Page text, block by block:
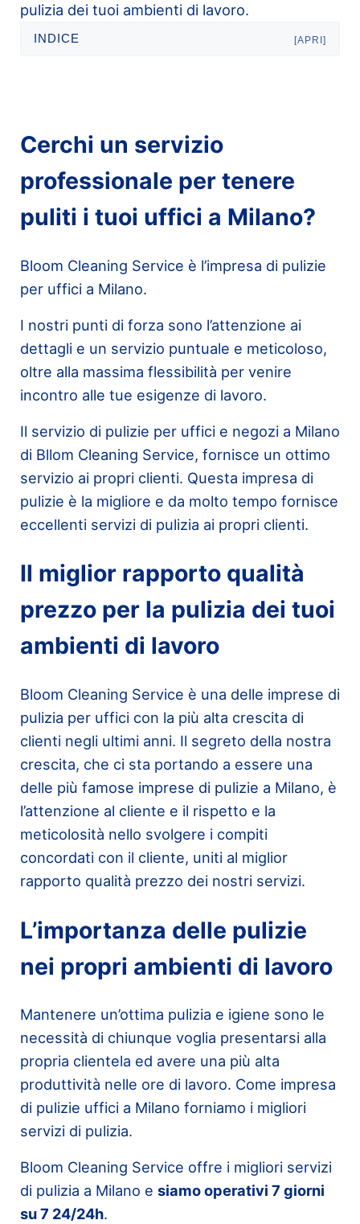
pulizia dei tuoi ambienti di lavoro.
INDICE [APRI]
Cerchi un servizio
professionale per tenere
puliti i tuoi uffici a Milano?
Bloom Cleaning Service è l’impresa di pulizie
per uffici a Milano.
I nostri punti di forza sono l’attenzione ai
dettagli e un servizio puntuale e meticoloso,
oltre alla massima flessibilità per venire
incontro alle tue esigenze di lavoro.
Il servizio di pulizie per uffici e negozi a Milano
di Bllom Cleaning Service, fornisce un ottimo
servizio ai propri clienti. Questa impresa di
pulizie è la migliore e da molto tempo fornisce
eccellenti servizi di pulizia ai propri clienti.
Il miglior rapporto qualità
prezzo per la pulizia dei tuoi
ambienti di lavoro
Bloom Cleaning Service è una delle imprese di
pulizia per uffici con la più alta crescita di
clienti negli ultimi anni. Il segreto della nostra
crescita, che ci sta portando a essere una
delle più famose imprese di pulizie a Milano, è
l’attenzione al cliente e il rispetto e la
meticolosità nello svolgere i compiti
concordati con il cliente, uniti al miglior
rapporto qualità prezzo dei nostri servizi.
L’importanza delle pulizie
nei propri ambienti di lavoro
Mantenere un’ottima pulizia e igiene sono le
necessità di chiunque voglia presentarsi alla
propria clientela ed avere una più alta
produttività nelle ore di lavoro. Come impresa
di pulizie uffici a Milano forniamo i migliori
servizi di pulizia.
Bloom Cleaning Service offre i migliori servizi
di pulizia a Milano e siamo operativi 7 giorni
su 7 24/24h.